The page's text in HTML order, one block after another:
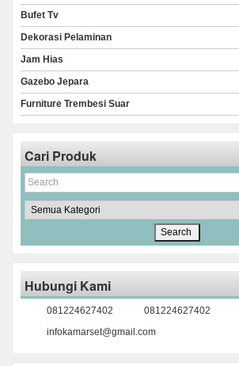
Bufet Tv
Dekorasi Pelaminan
Jam Hias
Gazebo Jepara
Furniture Trembesi Suar
Cari Produk
Hubungi Kami
081224627402 081224627402
infokamarset@gmail.com